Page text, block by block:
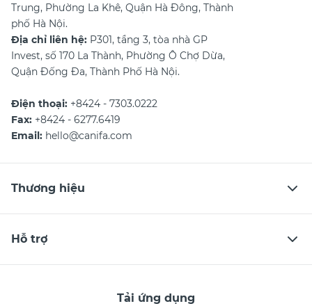
Trung, Phường La Khê, Quận Hà Đông, Thành
phố Hà Nội.
Địa chỉ liên hệ: P301, tầng 3, tòa nhà GP
Invest, số 170 La Thành, Phường Ô Chợ Dừa,
Quận Đống Đa, Thành Phố Hà Nội.
Điện thoại: +8424 - 7303.0222
Fax: +8424 - 6277.6419
Email: hello@canifa.com
Thương hiệu
Hỗ trợ
Tải ứng dụng